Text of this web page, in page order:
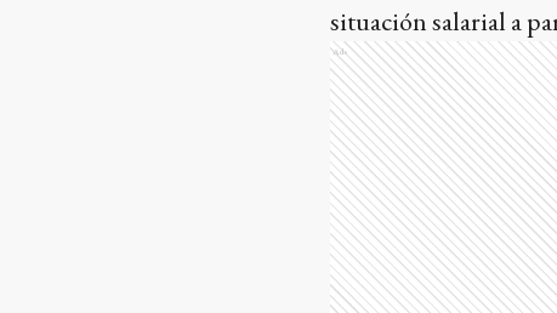
situación salarial a
Ads